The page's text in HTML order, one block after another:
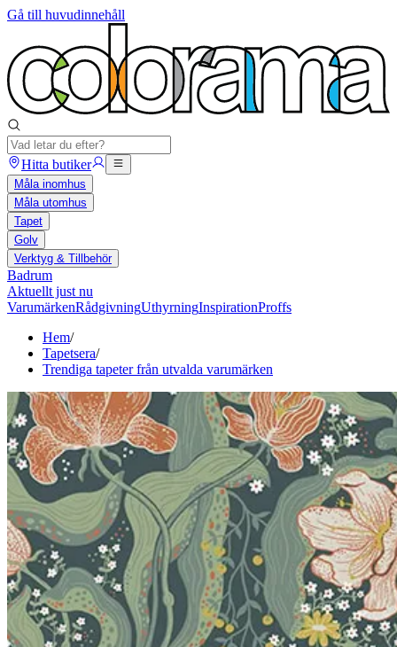
Gå till huvudinnehåll
Hitta butiker
Måla inomhus
Måla utomhus
Tapet
Golv
Verktyg & Tillbehör
Badrum
Aktuellt just nu
VarumärkenRådgivningUthyrningInspirationProffs
Hem/
Tapetsera/
Trendiga tapeter från utvalda varumärken